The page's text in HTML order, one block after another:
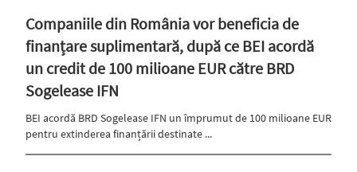
Companiile din România vor beneficia de
finanțare suplimentară, după ce BEI acordă
un credit de 100 milioane EUR către BRD
Sogelease IFN
BEI acordă BRD Sogelease IFN un împrumut de 100 milioane EUR
pentru extinderea finanțării destinate ...